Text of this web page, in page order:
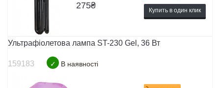
275₴ Купить в один клик
Ультрафіолетова лампа ST-230 Gel, 36 Вт
159183 ✓ В наявності